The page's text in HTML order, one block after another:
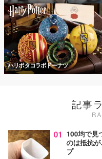
ハリポタコラボドーナツ
記事
01 100均で見
のは抵抗
プ